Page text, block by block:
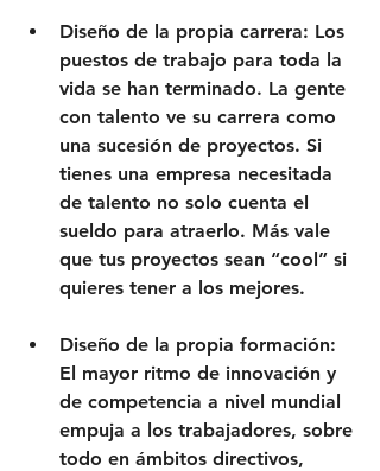
Diseño de la propia carrera: Los
puestos de trabajo para toda la
vida se han terminado. La gente
con talento ve su carrera como
una sucesión de proyectos. Si
tienes una empresa necesitada
de talento no solo cuenta el
sueldo para atraerlo. Más vale
que tus proyectos sean “cool” si
quieres tener a los mejores.
Diseño de la propia formación:
El mayor ritmo de innovación y
de competencia a nivel mundial
empuja a los trabajadores, sobre
todo en ámbitos directivos,